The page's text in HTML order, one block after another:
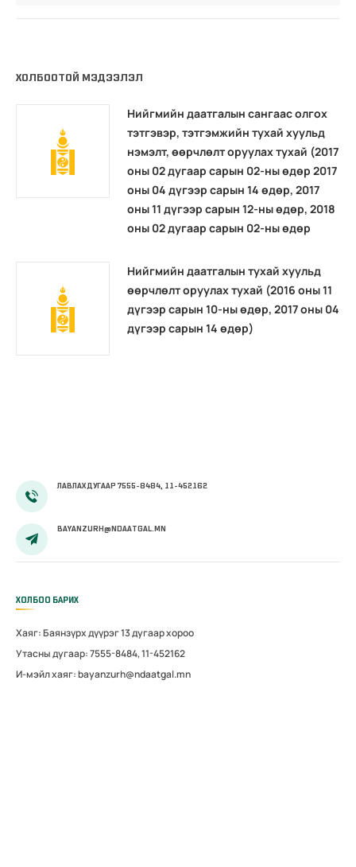
ХОЛБООТОЙ МЭДЭЭЛЭЛ
Нийгмийн даатгалын сангаас олгох
тэтгэвэр, тэтгэмжийн тухай хуульд
нэмэлт, өөрчлөлт оруулах тухай (2017
оны 02 дугаар сарын 02-ны өдөр 2017
оны 04 дүгээр сарын 14 өдөр, 2017
оны 11 дүгээр сарын 12-ны өдөр, 2018
оны 02 дугаар сарын 02-ны өдөр
Нийгмийн даатгалын тухай хуульд
өөрчлөлт оруулах тухай (2016 оны 11
дүгээр сарын 10-ны өдөр, 2017 оны 04
дүгээр сарын 14 өдөр)
ЛАВЛАХ ДУГААР 7555-8484, 11-452162
BAYANZURH@NDAATGAL.MN
ХОЛБОО БАРИХ
Хаяг: Баянзүрх дүүрэг 13 дугаар хороо
Утасны дугаар: 7555-8484, 11-452162
И-мэйл хаяг: bayanzurh@ndaatgal.mn